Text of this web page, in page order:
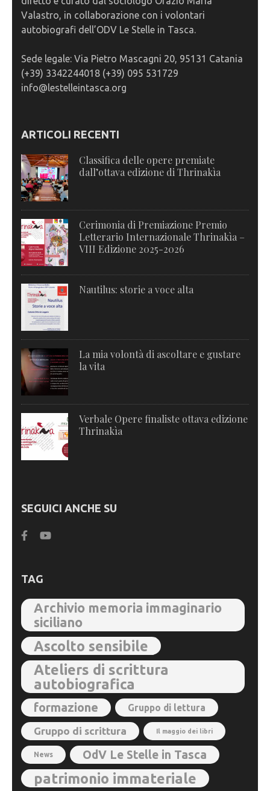
Valastro, in collaborazione con i volontari
autobiografi dell’ODV Le Stelle in Tasca.
Sede legale: Via Pietro Mascagni 20, 95131 Catania
(+39) 3342244018 (+39) 095 531729
info@lestelleintasca.org
ARTICOLI RECENTI
Classifica delle opere premiate
dall’ottava edizione di Thrinakìa
Cerimonia di Premiazione Premio
Letterario Internazionale Thrinakìa –
VIII Edizione 2025-2026
Nautilus: storie a voce alta
La mia volontà di ascoltare e gustare
la vita
Verbale Opere finaliste ottava edizione
Thrinakìa
SEGUICI ANCHE SU
TAG
Archivio memoria immaginario
siciliano
Ascolto sensibile
Ateliers di scrittura
autobiografica
formazione Gruppo di lettura
Gruppo di scrittura Il maggio dei libri
News OdV Le Stelle in Tasca
patrimonio immateriale